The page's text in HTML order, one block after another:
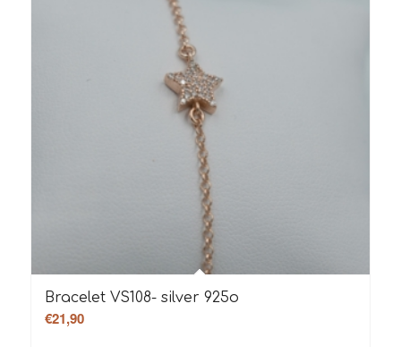
Bracelet VS108- silver 925o
€21,90